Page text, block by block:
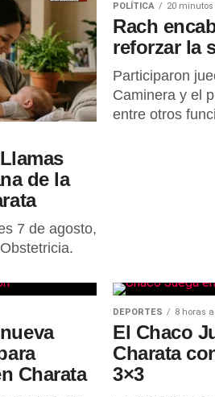
de la
7 de agosto,
POLÍTICA 20
Rach
reforzar la
Participaron
Caminera y el
entre otros
Charata
DEPORTES 8 horas
El Chaco
Charata
3×3